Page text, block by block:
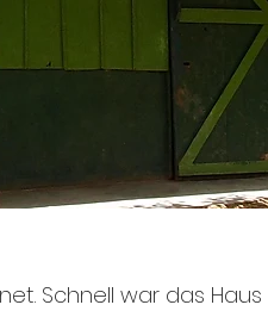
Schnell war das